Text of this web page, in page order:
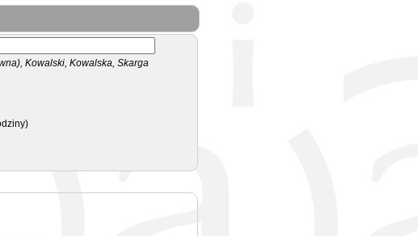
Kowalski, Kowalska, Skarga